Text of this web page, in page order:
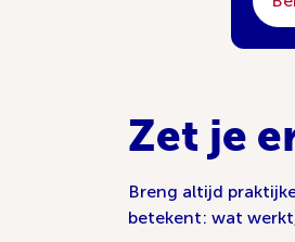
Zet je
Breng altijd
betekent: wat